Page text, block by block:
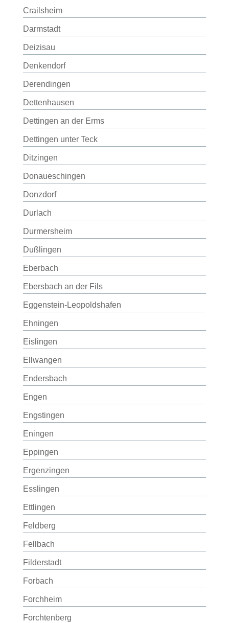
Crailsheim
Darmstadt
Deizisau
Denkendorf
Derendingen
Dettenhausen
Dettingen an der Erms
Dettingen unter Teck
Ditzingen
Donaueschingen
Donzdorf
Durlach
Durmersheim
Dußlingen
Eberbach
Ebersbach an der Fils
Eggenstein-Leopoldshafen
Ehningen
Eislingen
Ellwangen
Endersbach
Engen
Engstingen
Eningen
Eppingen
Ergenzingen
Esslingen
Ettlingen
Feldberg
Fellbach
Filderstadt
Forbach
Forchheim
Forchtenberg